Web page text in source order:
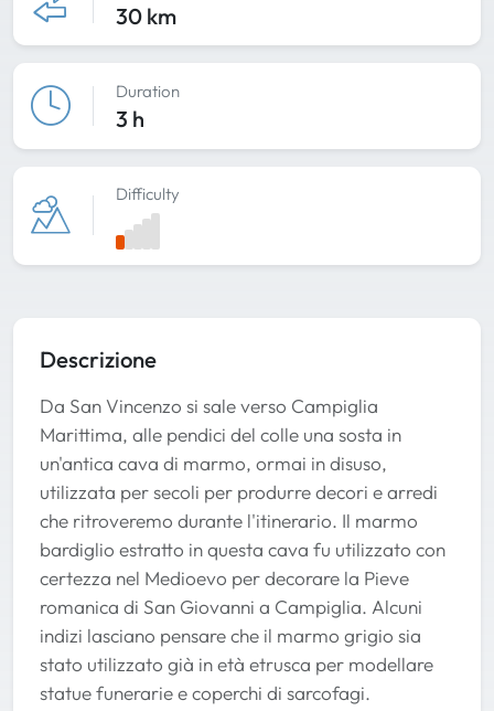
30 km
Duration
3 h
Difficulty
Descrizione
Da San Vincenzo si sale verso Campiglia
Marittima, alle pendici del colle una sosta in
un'antica cava di marmo, ormai in disuso,
utilizzata per secoli per produrre decori e arredi
che ritroveremo durante l'itinerario. Il marmo
bardiglio estratto in questa cava fu utilizzato con
certezza nel Medioevo per decorare la Pieve
romanica di San Giovanni a Campiglia. Alcuni
indizi lasciano pensare che il marmo grigio sia
stato utilizzato già in età etrusca per modellare
statue funerarie e coperchi di sarcofagi.